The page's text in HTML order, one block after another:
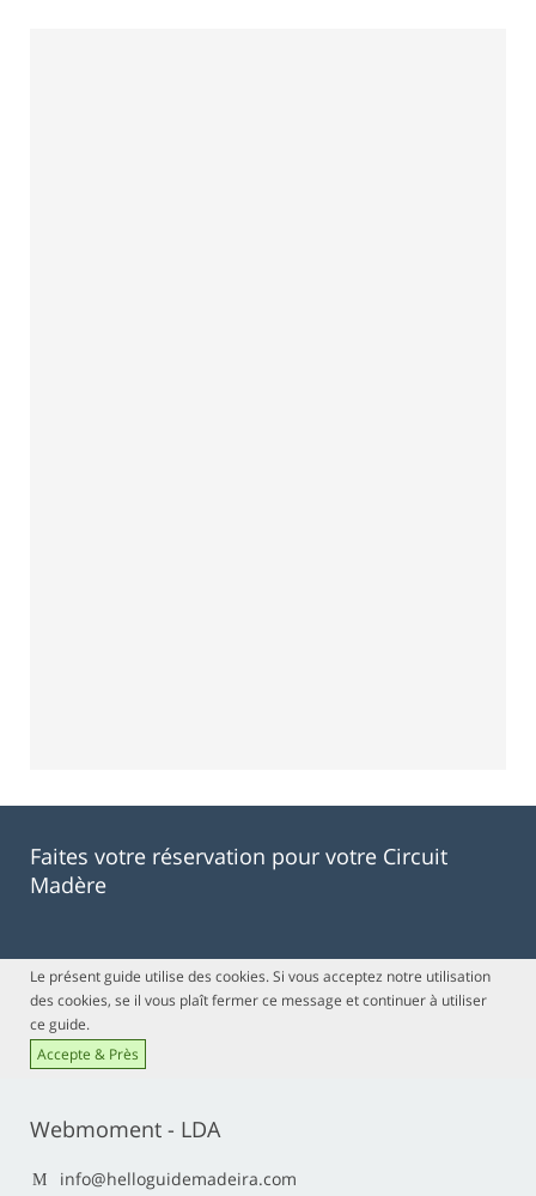
Faites votre réservation pour votre Circuit
Madère
Le présent guide utilise des cookies. Si vous acceptez notre utilisation
des cookies, se il vous plaît fermer ce message et continuer à utiliser
ce guide.
Accepte & Près
Webmoment - LDA
info@helloguidemadeira.com